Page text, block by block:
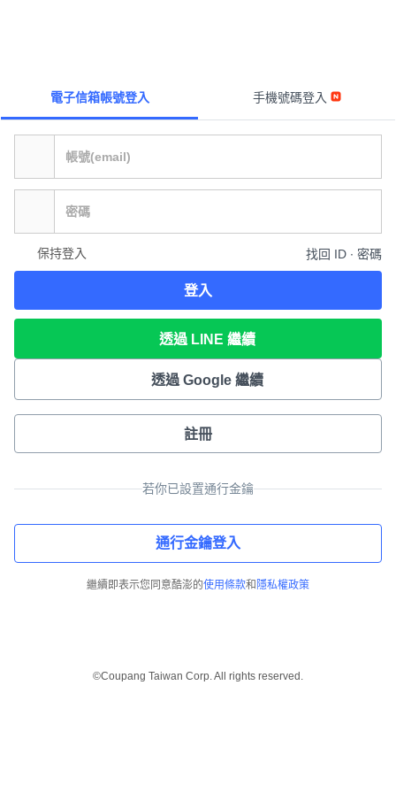
電子信箱帳號登入 手機號碼登入
保持登入 找回 ID ∙ 密碼
登入
透過 LINE 繼續
透過 Google 繼續
註冊
若你已設置通行金鑰
通行金鑰登入
繼續即表示您同意酷澎的使用條款和 隱私權政策
©Coupang Taiwan Corp. All rights reserved.